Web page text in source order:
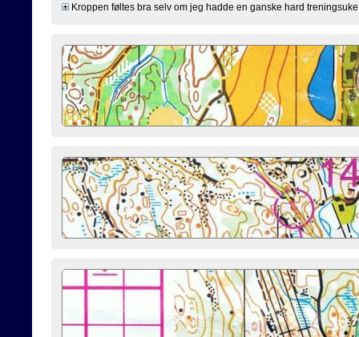
Kroppen føltes bra selv om jeg hadde en ganske hard